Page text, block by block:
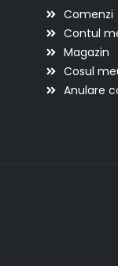
Comenzi
Contul
Magazin
Cosul
Anulare